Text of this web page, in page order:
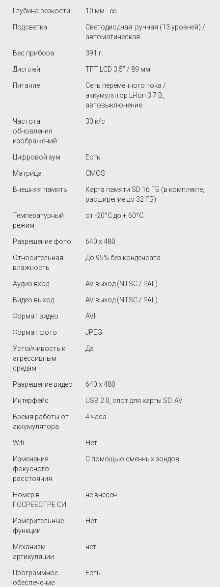
Глубина резкости 10 мм - ∞
Подсветка
Светодиодная: ручная (13 уровней) /
автоматическая
Вес прибора 391 г.
Дисплей TFT LCD 3,5” / 89 мм
Питание
Сеть переменного тока /
аккумулятор Li-Ion 3.7 В,
автовыключение
Частота
обновления
изображений
30 к/с
Цифровой зум Есть
Матрица CMOS
Внешняя память
Карта памяти SD 16 ГБ (в комплекте,
расширение до 32 ГБ)
Температурный
режим
от -20°C до + 60°C
Разрешение фото 640 х 480
Относительная
влажность
До 95% без конденсата
Аудио вход AV выход (NTSC / PAL)
Видео выход AV выход (NTSC / PAL)
Формат видео AVI
Формат фото JPEG
Устойчивость к
агрессивным
средам
Да
Разрешение видео 640 х 480
Интерфейс USB 2.0, слот для карты SD. AV
Время работы от
аккумулятора
4 часа
Wifi Нет
Изменения
фокусного
расстояния
С помощью сменных зондов
Номер в
ГОСРЕЕСТРЕ СИ
не внесен
Измерительные
функции
Нет
Механизм
артикуляции
нет
Программное
обеспечение
Есть